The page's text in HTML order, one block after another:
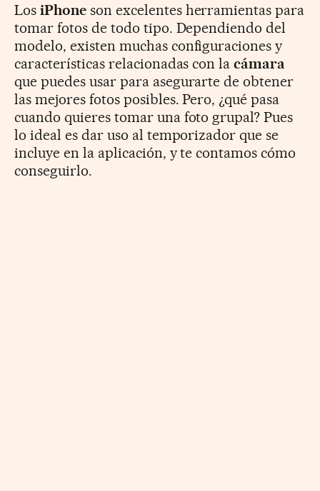
Los iPhoneson excelentes herramientas para
tomar fotos de todo tipo. Dependiendo del
modelo, existen muchas configuraciones y
características relacionadas con lacámara
que puedes usar para asegurarte de obtener
las mejores fotos posibles. Pero, ¿qué pasa
cuando quieres tomar una foto grupal? Pues
lo ideal es dar uso al temporizador que se
incluye en la aplicación, y te contamos cómo
conseguirlo.